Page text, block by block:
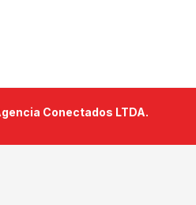
Conectados LTDA.